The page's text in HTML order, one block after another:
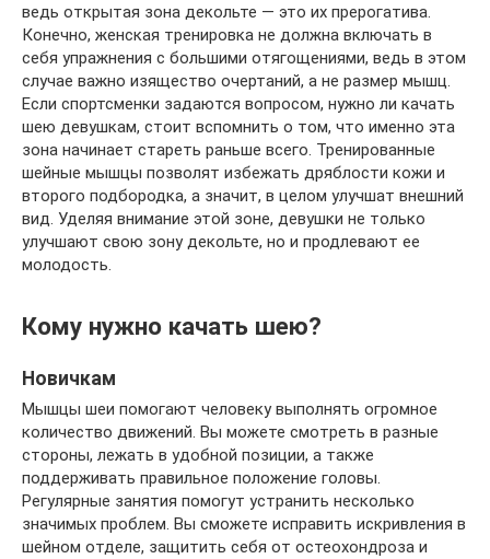
ведь открытая зона декольте — это их прерогатива.
Конечно, женская тренировка не должна включать в
себя упражнения с большими отягощениями, ведь в этом
случае важно изящество очертаний, а не размер мышц.
Если спортсменки задаются вопросом, нужно ли качать
шею девушкам, стоит вспомнить о том, что именно эта
зона начинает стареть раньше всего. Тренированные
шейные мышцы позволят избежать дряблости кожи и
второго подбородка, а значит, в целом улучшат внешний
вид. Уделяя внимание этой зоне, девушки не только
улучшают свою зону декольте, но и продлевают ее
молодость.
Кому нужно качать шею?
Новичкам
Мышцы шеи помогают человеку выполнять огромное
количество движений. Вы можете смотреть в разные
стороны, лежать в удобной позиции, а также
поддерживать правильное положение головы.
Регулярные занятия помогут устранить несколько
значимых проблем. Вы сможете исправить искривления в
шейном отделе, защитить себя от остеохондроза и